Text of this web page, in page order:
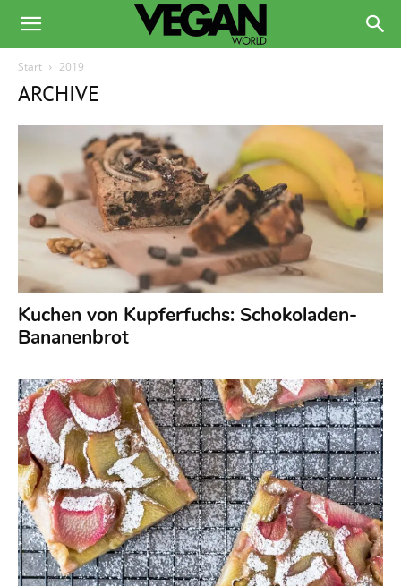
Start 2019
ARCHIVE
Kuchen von Kupferfuchs: Schokoladen-
Bananenbrot